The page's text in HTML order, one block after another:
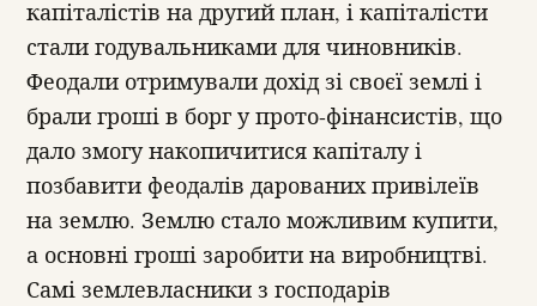
капіталістів на другий план, і капіталісти
стали годувальниками для чиновників.
Феодали отримували дохід зі своєї землі і
брали гроші в борг у прото-фінансистів, що
дало змогу накопичитися капіталу і
позбавити феодалів дарованих привілеїв
на землю. Землю стало можливим купити,
а основні гроші заробити на виробництві.
Самі землевласники з господарів